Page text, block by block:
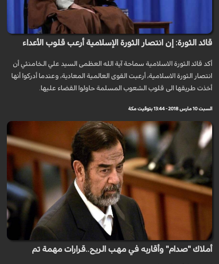
قائد الثورة: إن انتصار الثورة الإسلامية أرعب قلوب الأعداء
أكد قائد الثورة الاسلامية سماحة آية الله العظمى السيد علي الخامنئي أن
انتصار الثورة الاسلامية، أرعبت القوى العالمية المعادية، وعندما أدركوا أنها
أخذت طريقها الى قلوب الشعوب المسلمة حاولوا القضاء عليها.
السبت 10 مارس 2018 - 13:44 بتوقيت مكة
أملاك "صدام" وأقاربه في مهب الريح..قرارات مهمة تم